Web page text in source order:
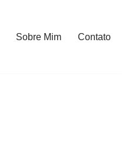
Sobre Mim Contato